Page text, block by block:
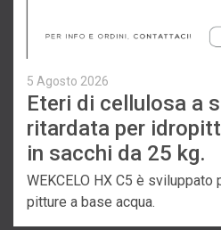
5 Agosto 2026
Eteri di cellulosa a
ritardata per
in sacchi da 25 kg.
WEKCELO HX C5 è
pitture a base acqua.